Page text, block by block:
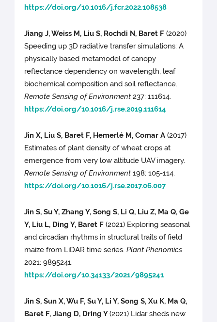
https://doi.org/10.1016/j.fcr.2022.108538
Jiang J, Weiss M, Liu S, Rochdi N, Baret F (2020)
Speeding up 3D radiative transfer simulations: A
physically based metamodel of canopy
reflectance dependency on wavelength, leaf
biochemical composition and soil reflectance.
Remote Sensing of Environment 237: 111614.
https://doi.org/10.1016/j.rse.2019.111614
Jin X, Liu S, Baret F, Hemerlé M, Comar A (2017)
Estimates of plant density of wheat crops at
emergence from very low altitude UAV imagery.
Remote Sensing of Environment 198: 105-114.
https://doi.org/10.1016/j.rse.2017.06.007
Jin S, Su Y, Zhang Y, Song S, Li Q, Liu Z, Ma Q, Ge
Y, Liu L, Ding Y, Baret F (2021) Exploring seasonal
and circadian rhythms in structural traits of field
maize from LiDAR time series.Plant Phenomics
2021: 9895241.
https://doi.org/10.34133/2021/9895241
Jin S, Sun X, Wu F, Su Y, Li Y, Song S, Xu K, Ma Q,
Baret F, Jiang D, Dring Y(2021) Lidar sheds new